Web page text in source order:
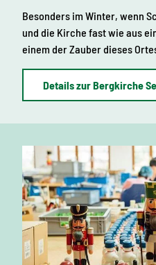
Besonders im Winter, wenn
und die Kirche fast wie aus
einem der Zauber dieses
Details zur Bergkirche